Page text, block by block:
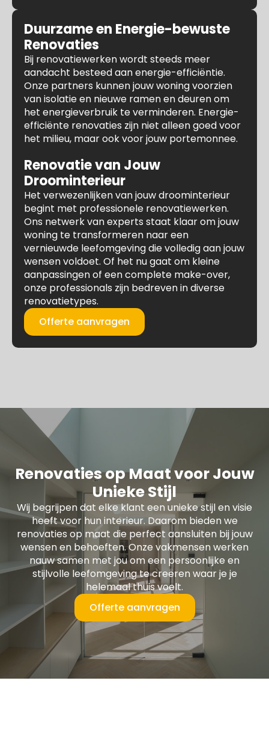
Duurzame en Energie-bewuste
Renovaties
Bij renovatiewerken wordt steeds meer
aandacht besteed aan energie-efficiëntie.
Onze partners kunnen jouw woning voorzien
van isolatie en nieuwe ramen en deuren om
het energieverbruik te verminderen. Energie-
efficiënte renovaties zijn niet alleen goed voor
het milieu, maar ook voor jouw portemonnee.
Renovatie van Jouw
Droominterieur
Het verwezenlijken van jouw droominterieur
begint met professionele renovatiewerken.
Ons netwerk van experts staat klaar om jouw
woning te transformeren naar een
vernieuwde leefomgeving die volledig aan jouw
wensen voldoet. Of het nu gaat om kleine
aanpassingen of een complete make-over,
onze professionals zijn bedreven in diverse
renovatietypes.
Offerte aanvragen
Renovaties op Maat voor Jouw
Unieke Stijl
Wij begrijpen dat elke klant een unieke stijl en visie
heeft voor hun interieur. Daarom bieden we
renovaties op maat die perfect aansluiten bij jouw
wensen en behoeften. Onze vakmensen werken
nauw samen met jou om een persoonlijke en
stijlvolle leefomgeving te creëren waar je je
helemaal thuis voelt.
Offerte aanvragen